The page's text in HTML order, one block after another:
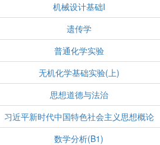
机械设计基础I
遗传学
普通化学实验
无机化学基础实验(上)
思想道德与法治
习近平新时代中国特色社会主义思想概论
数学分析(B1)